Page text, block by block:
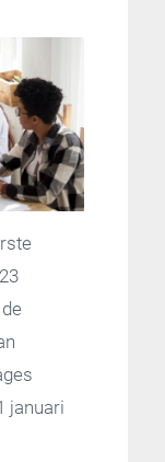
januari